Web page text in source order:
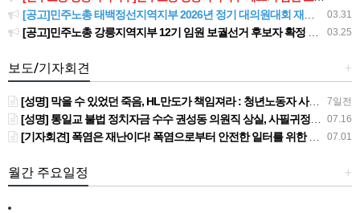
03.31
[공고]민주노총 태백정선지역지부 2026년 정기 대의원대회 재소집 건
03.25
[공고]민주노총 강릉지역지부 12기 임원 보궐선거 후보자 확정 공고
+
보도/기자회견
7일전
[성명] 막을 수 있었던 죽음, HL만도가 책임져라 : 청년노동자 사망사고의 철저한 진상규명과 재발방지 대책 마련하라
07.16
[성명] 통일교 불법 정치자금 수수 권성동 의원직 상실, 사필귀정이다
07.01
[기자회견] 폭염은 재난이다! 폭염으로부터 안전한 일터를 위한 민주노총 강원지역본부 폭염감시단 선포 기자회견
+
월간 주요일정